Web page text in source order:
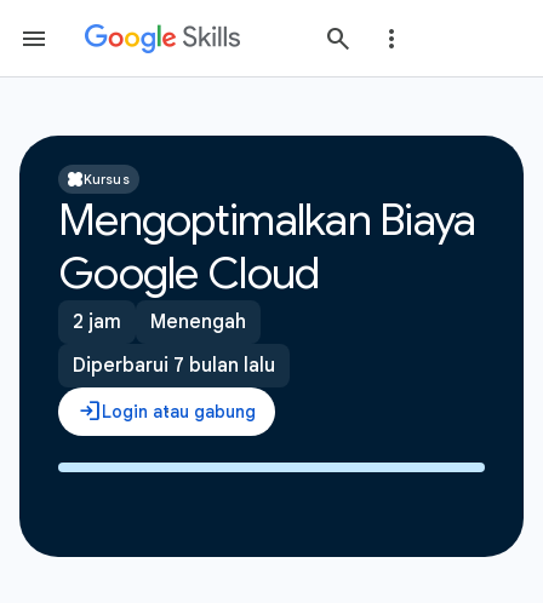
Kursus
Mengoptimalkan Biaya
Google Cloud
2 jam
Menengah
Diperbarui 7 bulan lalu